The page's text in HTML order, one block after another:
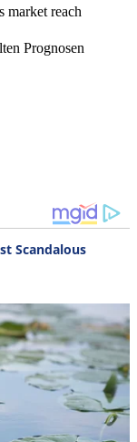
market reach
Prognosen